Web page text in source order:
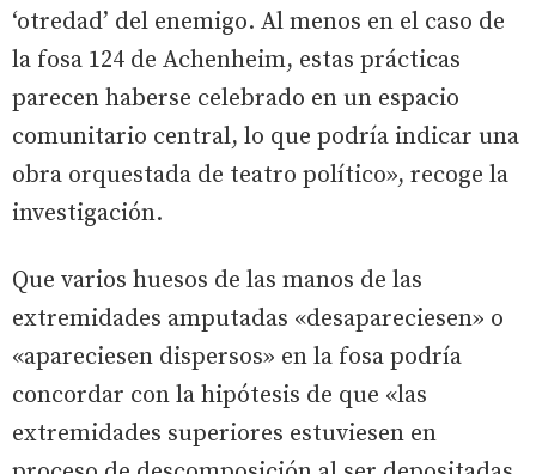
‘otredad’ del enemigo. Al menos en el caso de
la fosa 124 de Achenheim, estas prácticas
parecen haberse celebrado en un espacio
comunitario central, lo que podría indicar una
obra orquestada de teatro político», recoge la
investigación.
Que varios huesos de las manos de las
extremidades amputadas «desapareciesen» o
«apareciesen dispersos» en la fosa podría
concordar con la hipótesis de que «las
extremidades superiores estuviesen en